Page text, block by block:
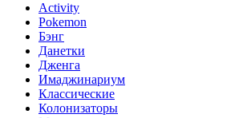
Activity
Pokemon
Бэнг
Данетки
Дженга
Имаджинариум
Классические
Колонизаторы